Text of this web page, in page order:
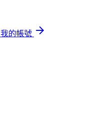
我的帳號